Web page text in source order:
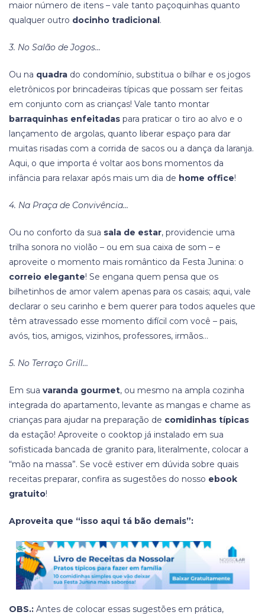
maior número de itens – vale tanto paçoquinhas quanto
qualquer outro docinho tradicional.
3. No Salão de Jogos…
Ou na quadra do condomínio, substitua o bilhar e os jogos
eletrônicos por brincadeiras típicas que possam ser feitas
em conjunto com as crianças! Vale tanto montar
barraquinhas enfeitadas para praticar o tiro ao alvo e o
lançamento de argolas, quanto liberar espaço para dar
muitas risadas com a corrida de sacos ou a dança da laranja.
Aqui, o que importa é voltar aos bons momentos da
infância para relaxar após mais um dia de home office!
4. Na Praça de Convivência…
Ou no conforto da sua sala de estar, providencie uma
trilha sonora no violão – ou em sua caixa de som – e
aproveite o momento mais romântico da Festa Junina: o
correio elegante! Se engana quem pensa que os
bilhetinhos de amor valem apenas para os casais; aqui, vale
declarar o seu carinho e bem querer para todos aqueles que
têm atravessado esse momento difícil com você – pais,
avós, tios, amigos, vizinhos, professores, irmãos…
5. No Terraço Grill…
Em sua varanda gourmet, ou mesmo na ampla cozinha
integrada do apartamento, levante as mangas e chame as
crianças para ajudar na preparação de comidinhas típicas
da estação! Aproveite o cooktop já instalado em sua
sofisticada bancada de granito para, literalmente, colocar a
“mão na massa”. Se você estiver em dúvida sobre quais
receitas preparar, confira as sugestões do nosso ebook
gratuito!
Aproveita que “isso aqui tá bão demais”:
OBS.: Antes de colocar essas sugestões em prática,